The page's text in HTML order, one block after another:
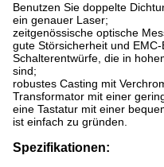
Benutzen Sie doppelte
ein genauer Laser;
zeitgenössische optische
gute Störsicherheit und EMC-
Schalterentwürfe, die in
sind;
robustes Casting mit
Transformator mit einer
eine Tastatur mit einer
ist einfach zu gründen.
Spezifikationen: